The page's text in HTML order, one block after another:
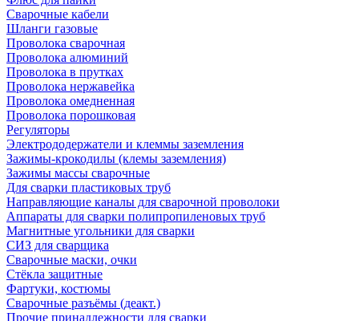
Сварочные кабели
Шланги газовые
Проволока сварочная
Проволока алюминий
Проволока в прутках
Проволока нержавейка
Проволока омедненная
Проволока порошковая
Регуляторы
Электрододержатели и клеммы заземления
Зажимы-крокодилы (клемы заземления)
Зажимы массы сварочные
Для сварки пластиковых труб
Направляющие каналы для сварочной проволоки
Аппараты для сварки полипропиленовых труб
Магнитные угольники для сварки
СИЗ для сварщика
Сварочные маски, очки
Стёкла защитные
Фартуки, костюмы
Сварочные разъёмы (деакт.)
Прочие принадлежности для сварки